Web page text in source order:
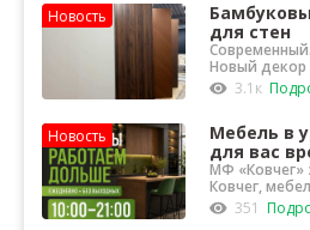
Новость
для стен
Современный
отделочный
для
Новый декор
3.1к
Новость
Мебель в
для вас
МФ «Ковчег»
пилотный
Ковчег,
351